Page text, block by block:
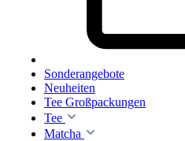
Sonderangebote
Neuheiten
Tee Großpackungen
Tee
Matcha